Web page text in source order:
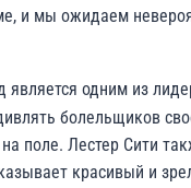
и мы ожидаем
является одним из
болельщиков
поле. Лестер Сити
красивый и